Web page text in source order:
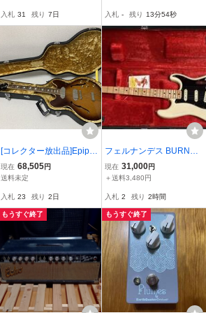
カー
入札 31 残り 7日
ラップ付 FG05113029
【整備品】
入札 - 残り 13分53秒
[コレクター放出品]Epipo
ne・エピフォン・オール
ドギター・ハードケース
・Number:75239。ジャ
ンク扱いで。
現在 68,505円
送料未定
入札 23 残り 2日
フェルナンデス BURNY
カスタム ストラトタイプ
現在 31,000円
＋送料3,480円
入札 2 残り 2時間
もうすぐ終了 もうすぐ終了